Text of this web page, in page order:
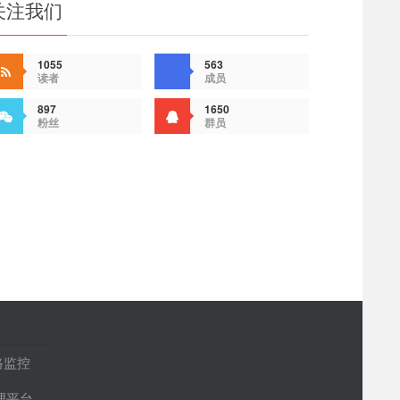
注我们
1055
读者
563
成员
897
粉丝
1650
群员
控